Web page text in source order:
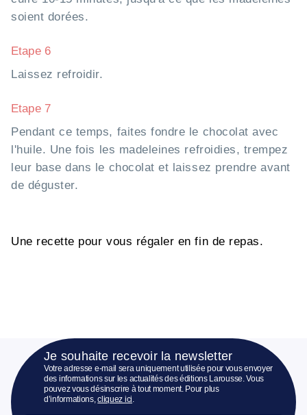
soient dorées.
Etape 6
Laissez refroidir.
Etape 7
Pendant ce temps, faites fondre le chocolat avec
l'huile. Une fois les madeleines refroidies, trempez
leur base dans le chocolat et laissez prendre avant
de déguster.
Une recette pour vous régaler en fin de repas.
Je souhaite recevoir la newsletter
Votre adresse e-mail sera uniquement utilisée pour vous envoyer
des informations sur les actualités des éditions Larousse. Vous
pouvez vous désinscrire à tout moment. Pour plus
d’informations,cliquez ici.